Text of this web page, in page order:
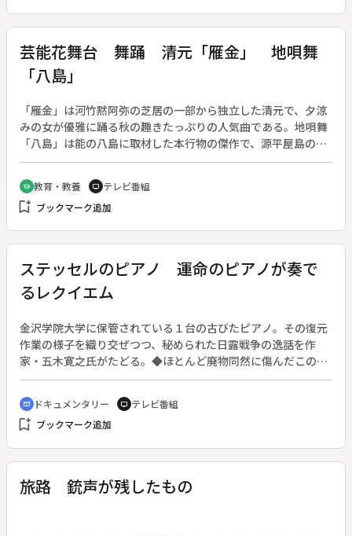
芸能花舞台 舞踊 清元「雁金」 地唄舞
「八島」
「雁金」は河竹黙阿弥の芝居の一部から独立した清元で、夕涼
みの女が優雅に踊る秋の趣きたっぷりの人気曲である。地唄舞
「八島」は能の八島に取材した本行物の傑作で、源平屋島の合
戦を長刀や扇などの小道具を操り、立方一人の舞で表現する。
若手のホープ水木由歌と六世宗家を襲名したばかりの山村若が
舞う。地唄舞は堺の商人が蔵方の役人接待に重用したといわれ
る。渡辺保がゲストの久保田教授とともに、地唄舞と端唄、長
school 教育・教養 tv テレビ番組
bookmark_add ブックマーク追加
ステッセルのピアノ 運命のピアノが奏で
るレクイエム
金沢学院大学に保管されている１台の古びたピアノ。その復元
作業の様子を織り交ぜつつ、秘められた日露戦争の逸話を作
家・五木寛之氏がたどる。◆ほとんど廃物同然に傷んだこの
「ステッセルのピアノ」は、日露戦争最大の激戦地・旅順で敗
れたステッセル将軍から、勝利した乃木希典大将へ贈られたも
のだった。勝敗も敵対関係も超えた友情の証しだったという。
パリ、サンクトペテルブルグ、旅順、金沢と、五木氏はピアノ
ては外装は人間国宝・大場松魚氏と寺井直次氏を中心に石川の
工芸の粋を凝らし、本体は失われた音の再現を目指して浜松の
ヤマハ本社で行われた。
cinematic_blur ドキュメンタリー tv テレビ番組
bookmark_add ブックマーク追加
旅路 銃声が残したもの